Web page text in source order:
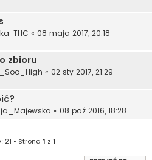
THC « 08 maja 2017, 20:18
zbioru
« 02 sty 2017, 21:29
« 08 paź 2016, 18:28
21 • Strona 1 z 1